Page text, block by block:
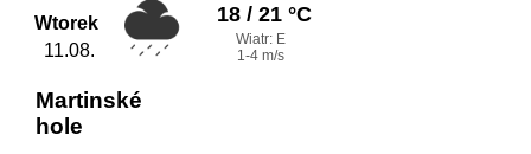
Wtorek
11.08.
18 / 21 °C
Wiatr: E
1-4 m/s
Martinské
hole